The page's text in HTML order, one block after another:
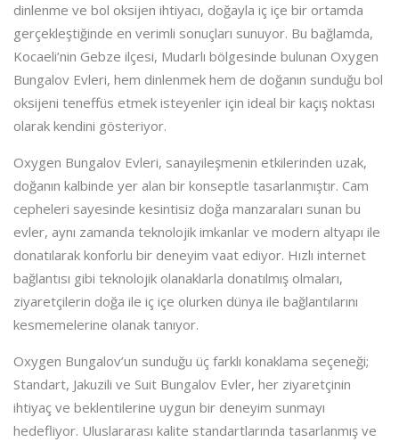
dinlenme ve bol oksijen ihtiyacı, doğayla iç içe bir ortamda
gerçekleştiğinde en verimli sonuçları sunuyor. Bu bağlamda,
Kocaeli’nin Gebze ilçesi, Mudarlı bölgesinde bulunan Oxygen
Bungalov Evleri, hem dinlenmek hem de doğanın sunduğu bol
oksijeni teneffüs etmek isteyenler için ideal bir kaçış noktası
olarak kendini gösteriyor.
Oxygen Bungalov Evleri, sanayileşmenin etkilerinden uzak,
doğanın kalbinde yer alan bir konseptle tasarlanmıştır. Cam
cepheleri sayesinde kesintisiz doğa manzaraları sunan bu
evler, aynı zamanda teknolojik imkanlar ve modern altyapı ile
donatılarak konforlu bir deneyim vaat ediyor. Hızlı internet
bağlantısı gibi teknolojik olanaklarla donatılmış olmaları,
ziyaretçilerin doğa ile iç içe olurken dünya ile bağlantılarını
kesmemelerine olanak tanıyor.
Oxygen Bungalov’un sunduğu üç farklı konaklama seçeneği;
Standart, Jakuzili ve Suit Bungalov Evler, her ziyaretçinin
ihtiyaç ve beklentilerine uygun bir deneyim sunmayı
hedefliyor. Uluslararası kalite standartlarında tasarlanmış ve